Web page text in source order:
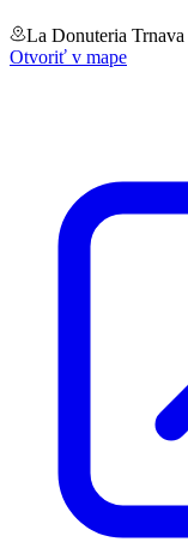
La Donuteria Trnava
Otvoriť v mape